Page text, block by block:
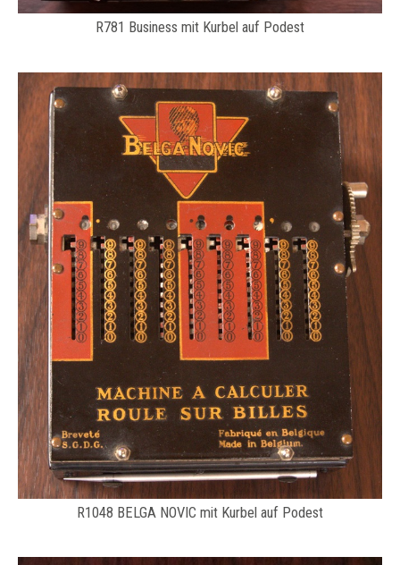
R781 Business mit Kurbel auf Podest
R1048 BELGA NOVIC mit Kurbel auf Podest